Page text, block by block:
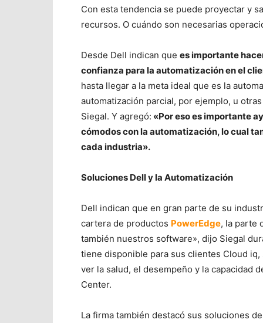
Con esta tendencia se puede proyectar y
recursos. O cuándo son necesarias
Desde Dell indican que es importante
confianza para la automatización en el
hasta llegar a la meta ideal que es la
automatización parcial, por ejemplo, u
Siegal. Y agregó: «Por eso es importante
cómodos con la automatización, lo cual
cada industria».
Soluciones Dell y la Automatización
Dell indican que en gran parte de su
cartera de productos PowerEdge, la parte
también nuestros software», dijo Siegal
tiene disponible para sus clientes Cloud
ver la salud, el desempeño y la capacidad
Center.
La firma también destacó sus soluciones